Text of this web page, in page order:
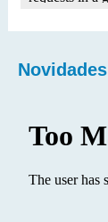
Novidades